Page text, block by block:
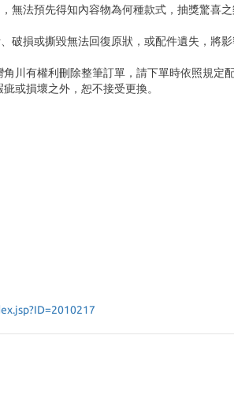
法預先得知內容物為何種款式，抽獎驚喜
損或撕毀無法回復原狀，或配件遺失，將影
川有權利刪除整筆訂單，請下單時依照規定配
或損壞之外，恕不接受更換。